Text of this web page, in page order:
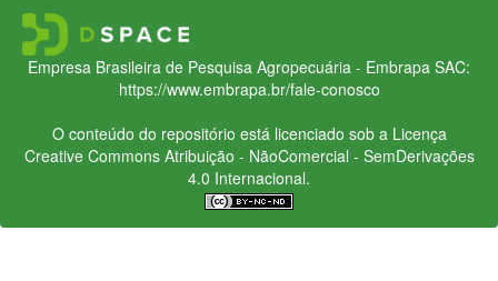
Empresa Brasileira de Pesquisa Agropecuária - Embrapa SAC:
https://www.embrapa.br/fale-conosco
O conteúdo do repositório está licenciado sob a Licença
Creative CommonsAtribuição - NãoComercial - SemDerivações
4.0 Internacional.